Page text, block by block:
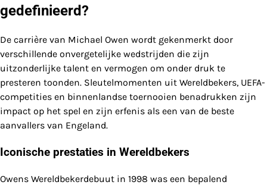
gedefinieerd?
De carrière van Michael Owen wordt gekenmerkt door
verschillende onvergetelijke wedstrijden die zijn
uitzonderlijke talent en vermogen om onder druk te
presteren toonden. Sleutelmomenten uit Wereldbekers, UEFA-
competities en binnenlandse toernooien benadrukken zijn
impact op het spel en zijn erfenis als een van de beste
aanvallers van Engeland.
Iconische prestaties in Wereldbekers
Owens Wereldbekerdebuut in 1998 was een bepalend